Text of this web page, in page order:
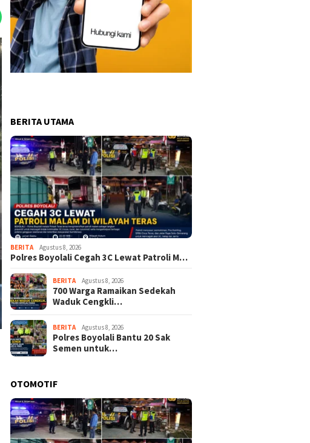
BERITA UTAMA
BERITA Agustus 8, 2026
Polres Boyolali Cegah 3C Lewat Patroli M…
BERITA Agustus 8, 2026
700 Warga Ramaikan Sedekah
Waduk Cengkli…
BERITA Agustus 8, 2026
Polres Boyolali Bantu 20 Sak
Semen untuk…
OTOMOTIF